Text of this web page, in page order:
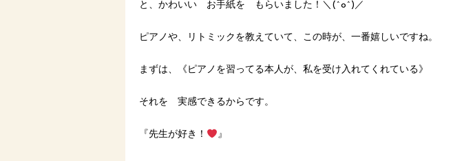
と、かわいい お手紙を もらいました！＼(^o^)／
ピアノや、リトミックを教えていて、この時が、一番嬉しいですね。
まずは、《ピアノを習ってる本人が、私を受け入れてくれている》
それを 実感できるからです。
『先生が好き！ 』